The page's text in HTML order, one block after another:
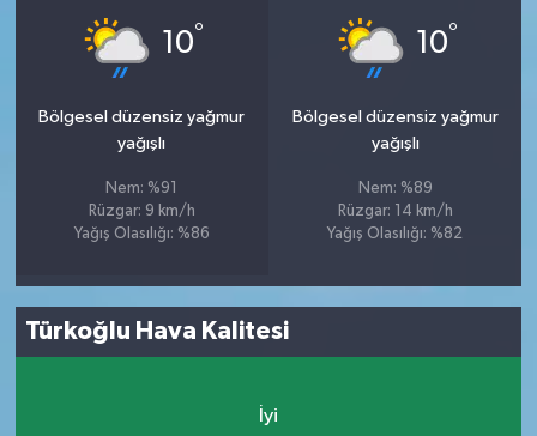
10°
Bölgesel düzensiz yağmur
yağışlı
Nem: %91
Rüzgar: 9 km/h
Yağış Olasılığı: %86
10°
Bölgesel düzensiz yağmur
yağışlı
Nem: %89
Rüzgar: 14 km/h
Yağış Olasılığı: %82
Türkoğlu Hava Kalitesi
İyi